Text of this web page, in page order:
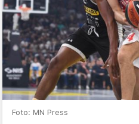
Foto: MN Press